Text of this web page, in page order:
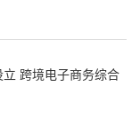
立 跨境电子商务综合